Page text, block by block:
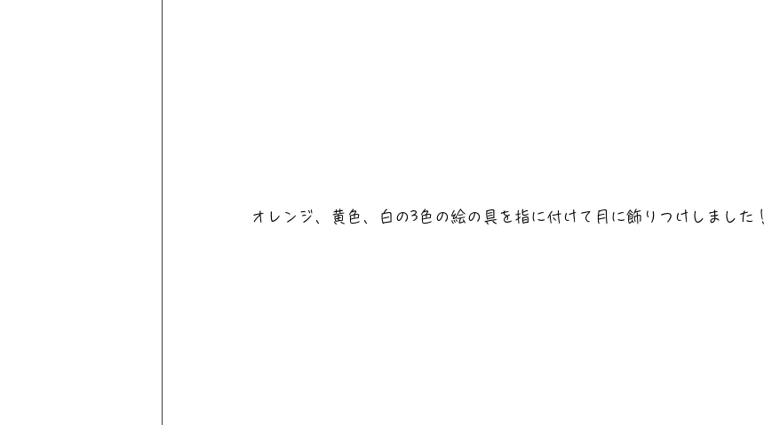
オレンジ、黄色、白の3色の絵の具を指に付けて月に飾りつけしました！